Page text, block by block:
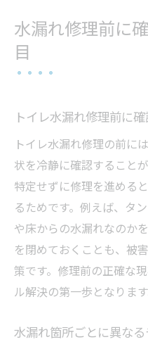
水漏れ修理前に
目
トイレ水漏れ修理前に
トイレ水漏れ修理の前に
状を冷静に確認すること
特定せずに修理を進める
るためです。例えば、タ
や床からの水漏れなのか
を閉めておくことも、被
策です。修理前の正確な
ル解決の第一歩となります
水漏れ箇所ごとに異な